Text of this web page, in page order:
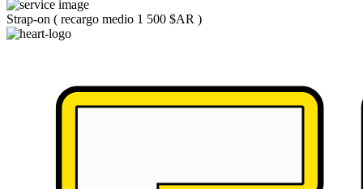
Strap-on ( recargo medio 1 500 $AR )